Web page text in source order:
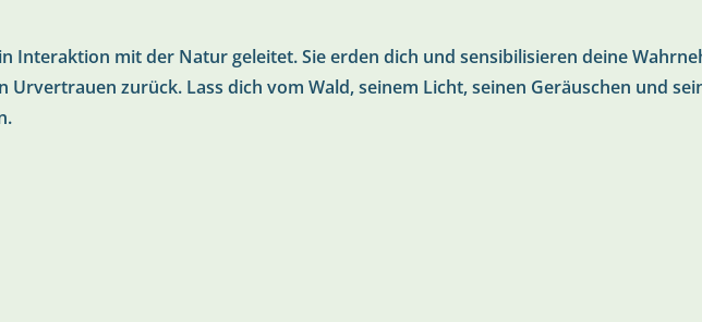
Interaktion mit der Natur geleitet. Sie erden dich und sensibilisieren deine
zurück. Lass dich vom Wald, seinem Licht, seinen Geräuschen und